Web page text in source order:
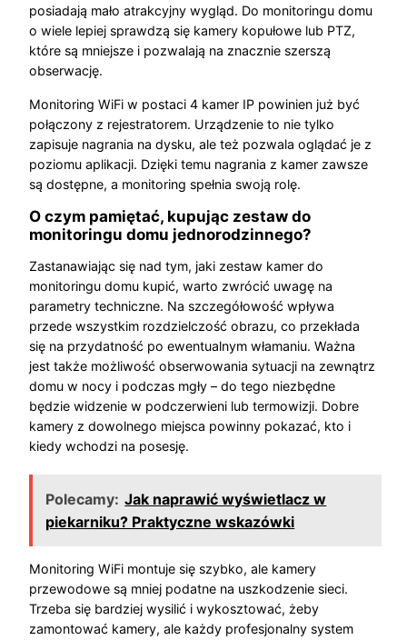
posiadają mało atrakcyjny wygląd. Do monitoringu domu
o wiele lepiej sprawdzą się kamery kopułowe lub PTZ,
które są mniejsze i pozwalają na znacznie szerszą
obserwację.
Monitoring WiFi w postaci 4 kamer IP powinien już być
połączony z rejestratorem. Urządzenie to nie tylko
zapisuje nagrania na dysku, ale też pozwala oglądać je z
poziomu aplikacji. Dzięki temu nagrania z kamer zawsze
są dostępne, a monitoring spełnia swoją rolę.
O czym pamiętać, kupując zestaw do
monitoringu domu jednorodzinnego?
Zastanawiając się nad tym, jaki zestaw kamer do
monitoringu domu kupić, warto zwrócić uwagę na
parametry techniczne. Na szczegółowość wpływa
przede wszystkim rozdzielczość obrazu, co przekłada
się na przydatność po ewentualnym włamaniu. Ważna
jest także możliwość obserwowania sytuacji na zewnątrz
domu w nocy i podczas mgły – do tego niezbędne
będzie widzenie w podczerwieni lub termowizji. Dobre
kamery z dowolnego miejsca powinny pokazać, kto i
kiedy wchodzi na posesję.
Polecamy: Jak naprawić wyświetlacz w
piekarniku? Praktyczne wskazówki
Monitoring WiFi montuje się szybko, ale kamery
przewodowe są mniej podatne na uszkodzenie sieci.
Trzeba się bardziej wysilić i wykosztować, żeby
zamontować kamery, ale każdy profesjonalny system